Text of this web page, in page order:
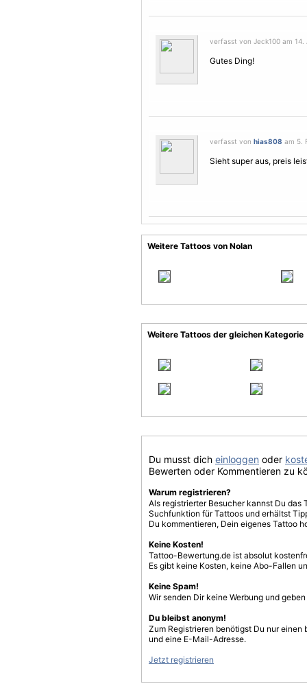
verfasst von Jeck100 am 14.
Gutes Ding!
verfasst von hias808 am 5.
Sieht super aus, preis
Weitere Tattoos von Nolan
Weitere Tattoos der gleichen Kategorie
Du musst dich einloggen oder
Bewerten oder Kommentieren zu
Warum registrieren?
Als registrierter Besucher kannst Du
Suchfunktion für Tattoos und erhältst
Du kommentieren, Dein eigenes Tattoo
Keine Kosten!
Tattoo-Bewertung.de ist absolut
Es gibt keine Kosten, keine Abo-Fallen
Keine Spam!
Wir senden Dir keine Werbung und
Du bleibst anonym!
Zum Registrieren benötigst Du nur einen
und eine E-Mail-Adresse.
Jetzt registrieren